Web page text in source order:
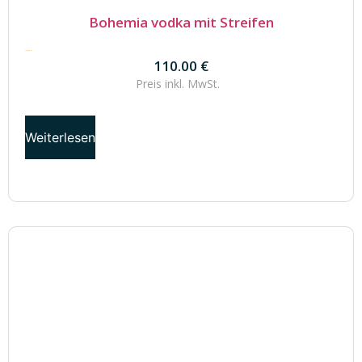
Bohemia vodka mit Streifen
110.00 €
110.00 €
Preis inkl. MwSt.
Weiterlesen